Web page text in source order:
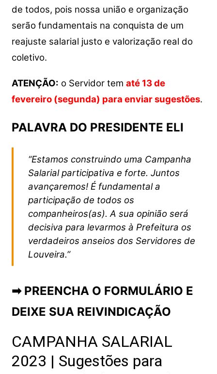
de todos, pois nossa união e organização
serão fundamentais na conquista de um
reajuste salarial justo e valorização real do
coletivo.
ATENÇÃO: o Servidor tem até 13 de
fevereiro (segunda) para enviar sugestões.
PALAVRA DO PRESIDENTE ELI
“Estamos construindo uma Campanha
Salarial participativa e forte. Juntos
avançaremos! É fundamental a
participação de todos os
companheiros(as). A sua opinião será
decisiva para levarmos à Prefeitura os
verdadeiros anseios dos Servidores de
Louveira.”
➡ PREENCHA O FORMULÁRIO E
DEIXE SUA REIVINDICAÇÃO